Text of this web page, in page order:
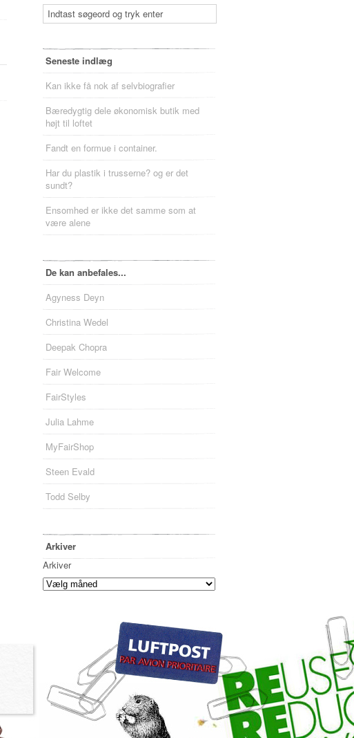
Seneste indlæg
Kan ikke få nok af selvbiografier
Bæredygtig dele økonomisk butik med
højt til loftet
Fandt en formue i container.
Har du plastik i trusserne? og er det
sundt?
Ensomhed er ikke det samme som at
være alene
De kan anbefales...
Agyness Deyn
Christina Wedel
Deepak Chopra
Fair Welcome
FairStyles
Julia Lahme
MyFairShop
Steen Evald
Todd Selby
Arkiver
Arkiver